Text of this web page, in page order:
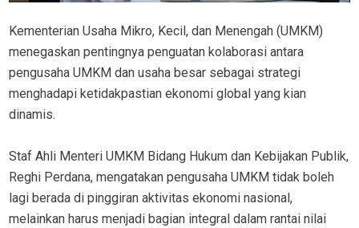
Kementerian Usaha Mikro, Kecil, dan Menengah (UMKM)
menegaskan pentingnya penguatan kolaborasi antara
pengusaha UMKM dan usaha besar sebagai strategi
menghadapi ketidakpastian ekonomi global yang kian
dinamis.
Staf Ahli Menteri UMKM Bidang Hukum dan Kebijakan Publik,
Reghi Perdana, mengatakan pengusaha UMKM tidak boleh
lagi berada di pinggiran aktivitas ekonomi nasional,
melainkan harus menjadi bagian integral dalam rantai nilai